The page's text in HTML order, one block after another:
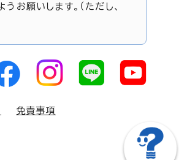
お願いします。（ただし、
免責事項